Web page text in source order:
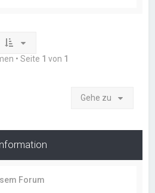
• Seite 1 von 1
Gehe zu
Forum